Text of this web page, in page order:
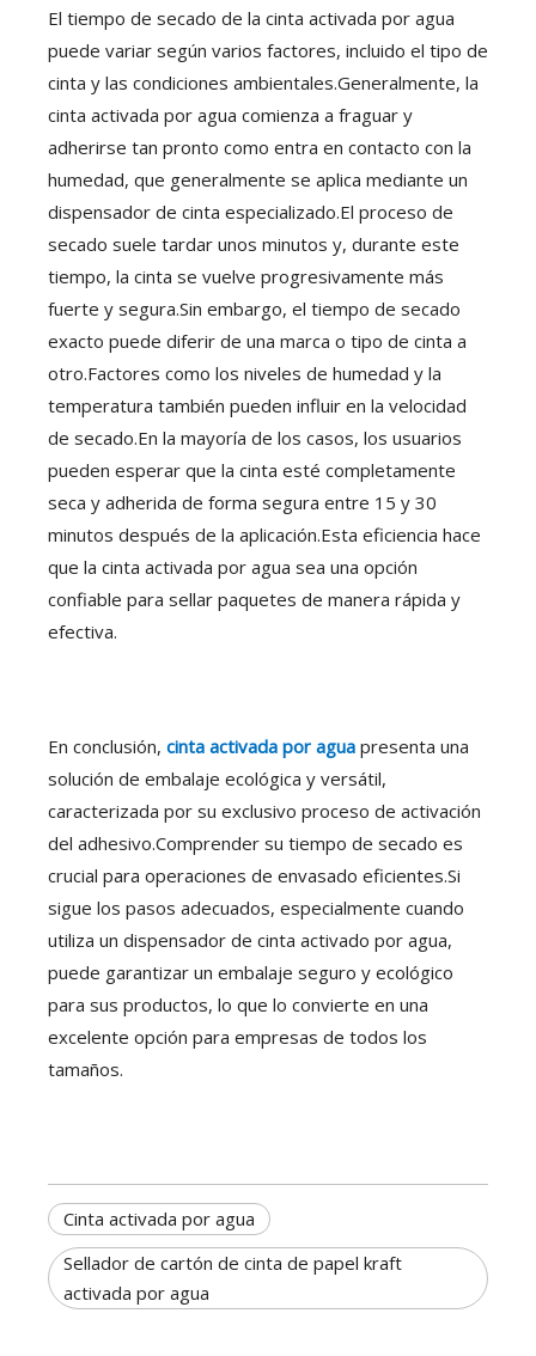
El tiempo de secado de la cinta activada por agua
puede variar según varios factores, incluido el tipo de
cinta y las condiciones ambientales.Generalmente, la
cinta activada por agua comienza a fraguar y
adherirse tan pronto como entra en contacto con la
humedad, que generalmente se aplica mediante un
dispensador de cinta especializado.El proceso de
secado suele tardar unos minutos y, durante este
tiempo, la cinta se vuelve progresivamente más
fuerte y segura.Sin embargo, el tiempo de secado
exacto puede diferir de una marca o tipo de cinta a
otro.Factores como los niveles de humedad y la
temperatura también pueden influir en la velocidad
de secado.En la mayoría de los casos, los usuarios
pueden esperar que la cinta esté completamente
seca y adherida de forma segura entre 15 y 30
minutos después de la aplicación.Esta eficiencia hace
que la cinta activada por agua sea una opción
confiable para sellar paquetes de manera rápida y
efectiva.
En conclusión, cinta activada por agua presenta una
solución de embalaje ecológica y versátil,
caracterizada por su exclusivo proceso de activación
del adhesivo.Comprender su tiempo de secado es
crucial para operaciones de envasado eficientes.Si
sigue los pasos adecuados, especialmente cuando
utiliza un dispensador de cinta activado por agua,
puede garantizar un embalaje seguro y ecológico
para sus productos, lo que lo convierte en una
excelente opción para empresas de todos los
tamaños.
Cinta activada por agua
Sellador de cartón de cinta de papel kraft
activada por agua